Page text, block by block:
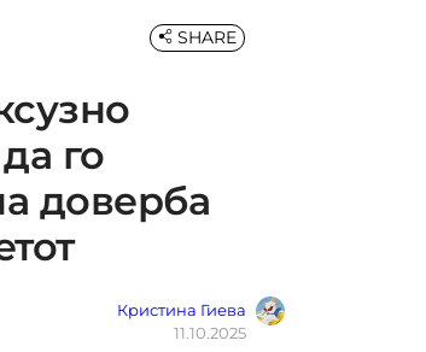
го
доверба
Кристина Гиева
11.10.2025
SHARE